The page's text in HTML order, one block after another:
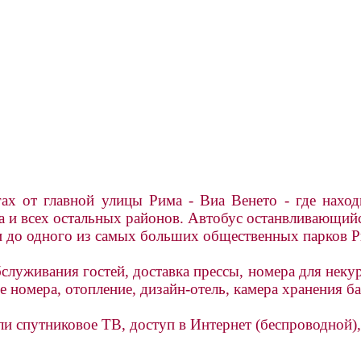
от главной улицы Рима - Виа Венето - где
и всех остальных районов. Автобус
до одного из самых больших общественных парков
гостей, доставка прессы, номера для
номера, отопление, дизайн-отель, камера хранения
спутниковое ТВ, доступ в Интернет